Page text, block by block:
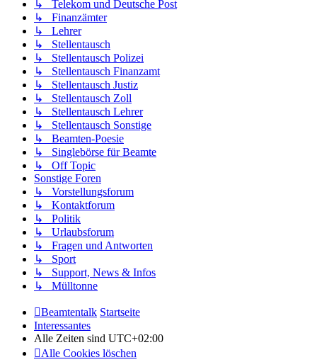
↳ Telekom und Deutsche Post
↳ Finanzämter
↳ Lehrer
↳ Stellentausch
↳ Stellentausch Polizei
↳ Stellentausch Finanzamt
↳ Stellentausch Justiz
↳ Stellentausch Zoll
↳ Stellentausch Lehrer
↳ Stellentausch Sonstige
↳ Beamten-Poesie
↳ Singlebörse für Beamte
↳ Off Topic
Sonstige Foren
↳ Vorstellungsforum
↳ Kontaktforum
↳ Politik
↳ Urlaubsforum
↳ Fragen und Antworten
↳ Sport
↳ Support, News & Infos
↳ Mülltonne
Beamtentalk Startseite
Interessantes
Alle Zeiten sind UTC+02:00
Alle Cookies löschen